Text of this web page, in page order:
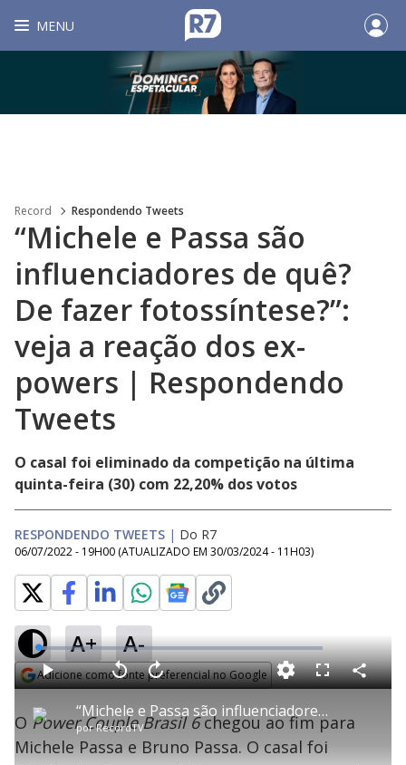
MENU
Record Respondendo Tweets
“Michele e Passa são
influenciadores de quê?
De fazer fotossíntese?”:
veja a reação dos ex-
powers | Respondendo
Tweets
O casal foi eliminado da competição na última
quinta-feira (30) com 22,20% dos votos
RESPONDENDO TWEETS | Do R7
06/07/2022 - 19H00 (ATUALIZADO EM 30/03/2024 - 11H03)
A+ A-
Adicione como fonte preferencial no Google
P “Michele e Passa são influenciadores de quê? De fazer fotossíntese?”: veja a reação dos ex-powers | Respondendo Tweets
porRecordTV
P V
t
a
r
0
A
a
n
ç
a
1
L
o
a
d
e
:
3
.
1
6
%
F
l
s
c
r
C
o
O Power Couple Brasil 6chegou ao fim para
Michele Passa e Bruno Passa. O casal foi